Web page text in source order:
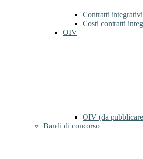
Contratti integrativi
Costi contratti
OIV
OIV (da
Bandi di concorso